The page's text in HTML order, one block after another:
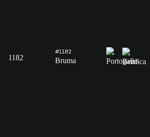
1182
#1182
Bruma